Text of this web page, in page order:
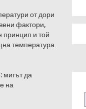
от дори
фактори,
и той
температура
мигът да
на